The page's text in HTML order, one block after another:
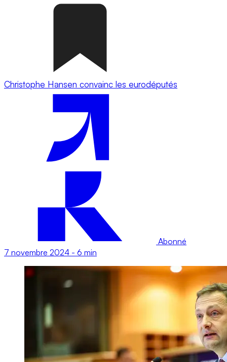
Christophe Hansen convainc les eurodéputés
Abonné
7 novembre 2024 - 6 min